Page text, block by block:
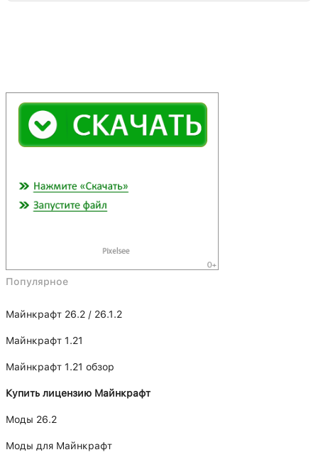
Популярное
Майнкрафт 26.2 / 26.1.2
Майнкрафт 1.21
Майнкрафт 1.21 обзор
Купить лицензию Майнкрафт
Моды 26.2
Моды для Майнкрафт